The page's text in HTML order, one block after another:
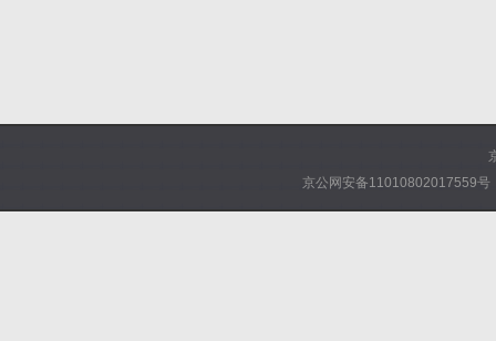
京公网安备11010802017559号